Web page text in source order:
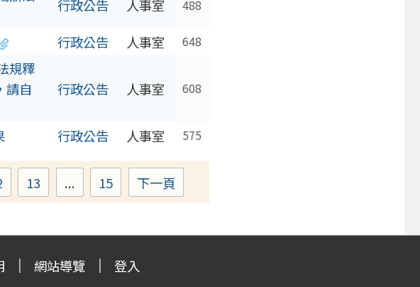
行政公告 人事室 488
行政公告 人事室 648
規釋
請自
行政公告 人事室 608
行政公告 人事室 575
Page
13 ... Page
15 下一頁
網站導覽
登入